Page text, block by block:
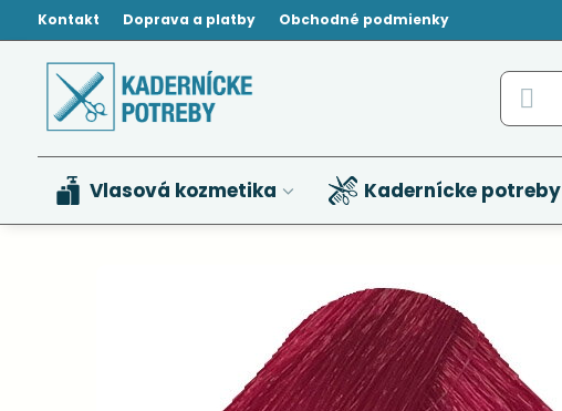
Kontakt Doprava a platby Obchodné podmienky
Vlasová kozmetika Kadernícke potreby